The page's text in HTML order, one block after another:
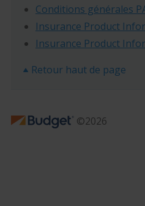
Conditions générales
Insurance Product
Insurance Product
Retour haut de page
©2026